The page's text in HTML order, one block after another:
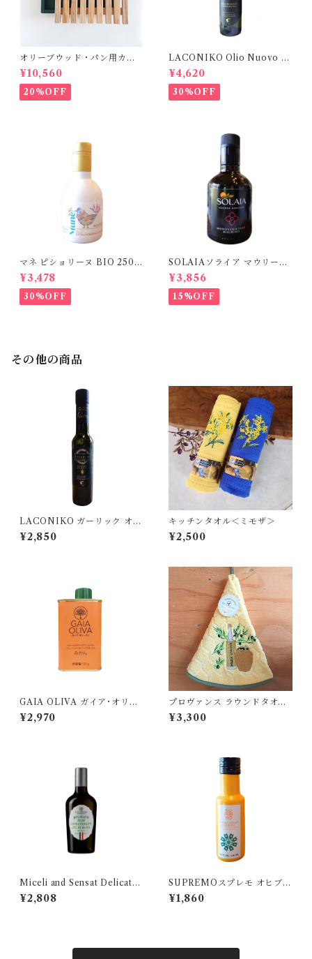
オリーブウッド・パン用カッ
ティングボード【ダークグリ
ーン】
¥10,560
20%OFF
LACONIKO Olio Nuovo オ
リオ・ヌオーヴォ 375ml
¥4,620
30%OFF
マネ ピショリーヌ BIO 250m
l¥3,478
30%OFF
SOLAIAソライア マウリーノ
250ml
¥3,856
15%OFF
その他の商品
LACONIKO ガーリック オリ
ーブオイル 200ml
¥2,850
キッチンタオル＜ミモザ＞
¥2,500
GAIA OLIVA ガイア･オリー
ヴァ/ みかん フレーバーオリ
ーブオイル 175ml
¥2,970
プロヴァンス ラウンドタオル
【オリーブ イエロー】
¥3,300
Miceli and Sensat Delicato
Bio250 ミチェリ&センサット
デリカート
¥2,808
SUPREMOスプレモ オヒブラ
ンカ 100ml
¥1,860